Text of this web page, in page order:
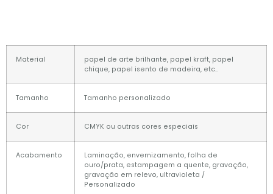
Material
papel de arte brilhante, papel kraft, papel
chique, papel isento de madeira, etc..
Tamanho Tamanho personalizado
Cor CMYK ou outras cores especiais
Acabamento
Laminação, envernizamento, folha de
ouro/prata, estampagem a quente, gravação,
gravação em relevo, ultravioleta /
Personalizado